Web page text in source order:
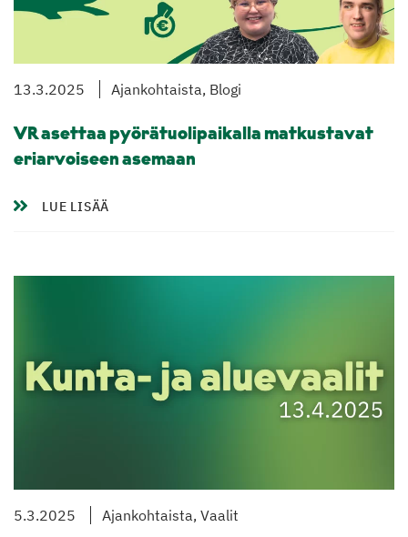
13.3.2025 Ajankohtaista, Blogi
VR asettaa pyörätuolipaikalla matkustavat
eriarvoiseen asemaan
LUE LISÄÄ
5.3.2025 Ajankohtaista, Vaalit